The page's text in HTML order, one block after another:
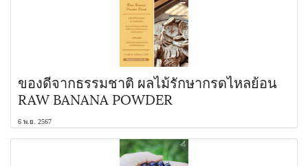
ของดีจากธรรมชาติ ผลไม้รักษากรดไหลย้อน
RAW BANANA POWDER
6 พ.ย. 2567